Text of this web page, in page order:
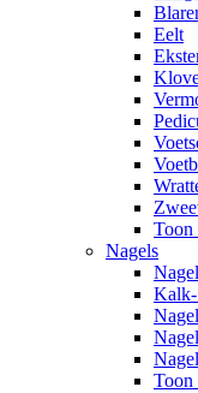
Eelt
Toon
Nagels
Kalk-
Toon